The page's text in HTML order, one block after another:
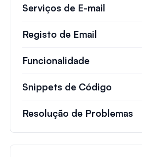
Serviços de E-mail
Registo de Email
Funcionalidade
Snippets de Código
Resolução de Problemas